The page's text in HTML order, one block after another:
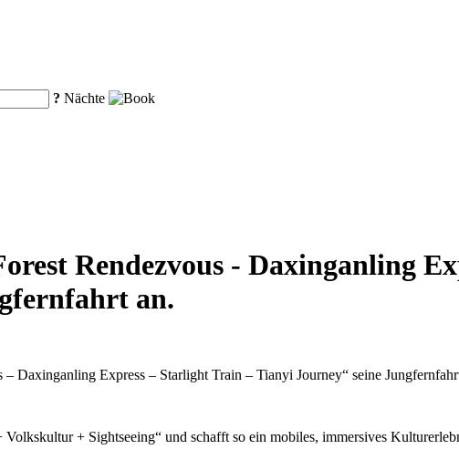
? Nächte
Rendezvous - Daxinganling
an.
Daxinganling Express – Starlight Train – Tianyi Journey“ seine
+ Sightseeing“ und schafft so ein mobiles, immersives